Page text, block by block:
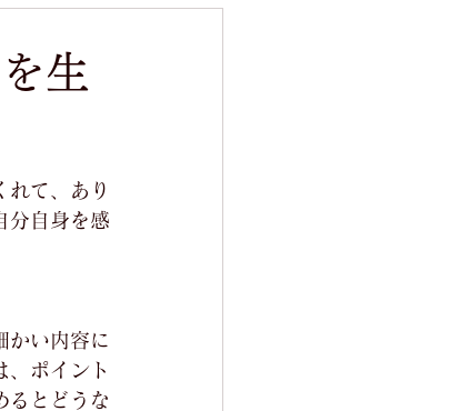
生
れて、あり
分自身を感
かい内容に
、ポイント
るとどうな